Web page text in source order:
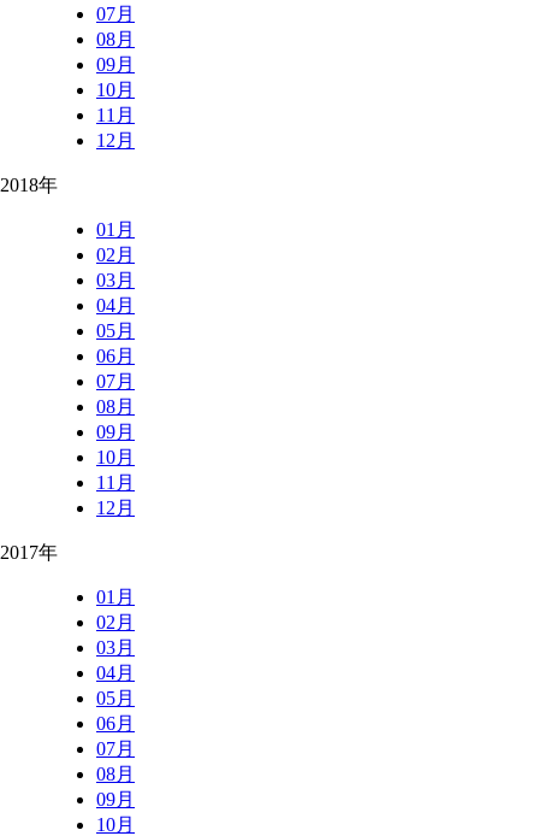
07月
08月
09月
10月
11月
12月
2018年
01月
02月
03月
04月
05月
06月
07月
08月
09月
10月
11月
12月
2017年
01月
02月
03月
04月
05月
06月
07月
08月
09月
10月